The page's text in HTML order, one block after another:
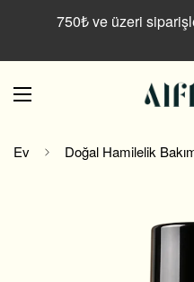
750₺ ve üzeri
Ev Doğal Hamilelik